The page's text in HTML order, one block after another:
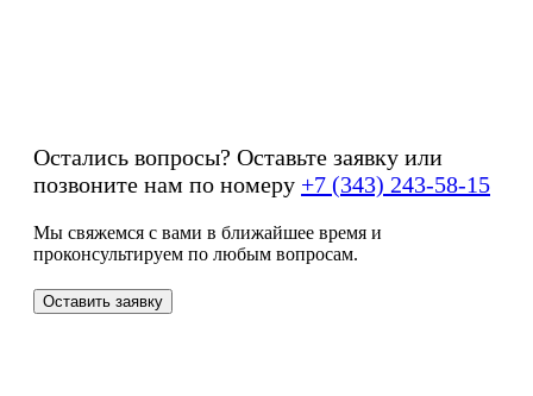
Остались вопросы? Оставьте заявку или
позвоните нам по номеру +7 (343) 243-58-15
Мы свяжемся с вами в ближайшее время и
проконсультируем по любым вопросам.
Оставить заявку